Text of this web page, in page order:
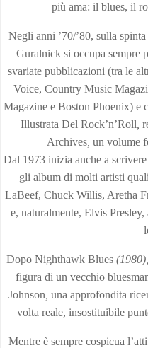
più ama: il blues, il
Negli anni ’70/’80, sulla
Guralnick si occupa sempre
svariate pubblicazioni (tra le
Voice, Country Music
Magazine e Boston Phoenix) e
Illustrata Del Rock’n’Roll
Archives, un volume
Dal 1973 inizia anche a
gli album di molti artisti
LaBeef, Chuck Willis, Aretha
e, naturalmente, Elvis
Dopo Nighthawk Blues (1980),
figura di un vecchio
Johnson una approfondita
volta reale, insostituibile
Mentre è sempre cospicua